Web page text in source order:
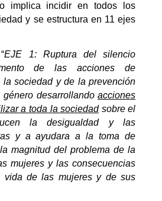
implica incidir en todos los
y se estructura en 11 ejes
EJE 1: Ruptura del silencio
de las acciones de
sociedad y de la prevención
género desarrollandoacciones
a toda la sociedadsobre el
la desigualdad y las
y a ayudara a la toma de
magnitud del problema de la
mujeres y las consecuencias
vida de las mujeres y de sus